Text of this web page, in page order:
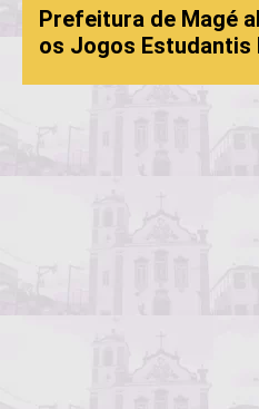
Prefeitura de Magé
os Jogos Estudantis